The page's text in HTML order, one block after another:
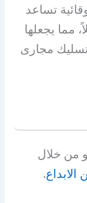
تساعد
مما يجعلها
مجارى
من خلال
الابداع.